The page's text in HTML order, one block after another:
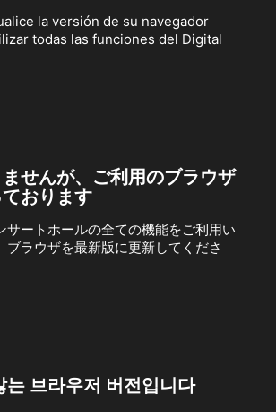
la versión de su navegador
todas las funciones del Digital
せんが、ご利用のブラウザ
おります
サートホールの全ての機能をご利用い
ブラウザを最新版に更新してくださ
는 브라우저 버전입니다